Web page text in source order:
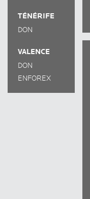
TÉNÉRIFE
DON
VALENCE
DON
QUIJOTE
ENFOREX